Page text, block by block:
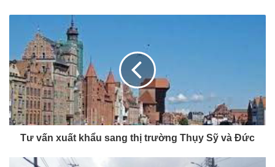
Tư vấn xuất khẩu sang thị trường Thụy Sỹ và Đức